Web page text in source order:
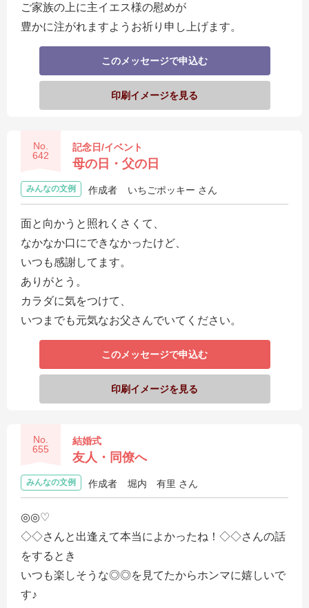
ご家族の上に主イエス様の慰めが
豊かに注がれますようお祈り申し上げます。
このメッセージで申込む
印刷イメージを見る
No.
642
記念日/イベント
母の日・父の日
みんなの文例 作成者 いちごポッキー さん
面と向かうと照れくさくて、
なかなか口にできなかったけど、
いつも感謝してます。
ありがとう。
カラダに気をつけて、
いつまでも元気なお父さんでいてください。
このメッセージで申込む
印刷イメージを見る
No.
655
結婚式
友人・同僚へ
みんなの文例 作成者 堀内 有里 さん
◎◎♡
◇◇さんと出逢えて本当によかったね！◇◇さんの話
をするとき
いつも楽しそうな◎◎を見てたからホンマに嬉しいで
す♪